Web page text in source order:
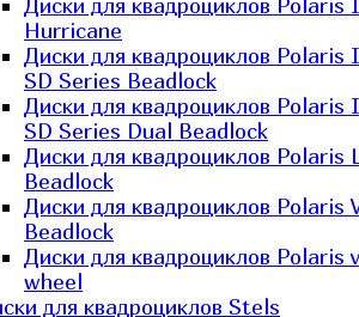
Диски для квадроциклов Polaris
Hurricane
Диски для квадроциклов Polaris
SD Series Beadlock
Диски для квадроциклов Polaris
SD Series Dual Beadlock
Диски для квадроциклов Polaris
Beadlock
Диски для квадроциклов Polaris
Beadlock
Диски для квадроциклов Polaris
wheel
для квадроциклов Stels